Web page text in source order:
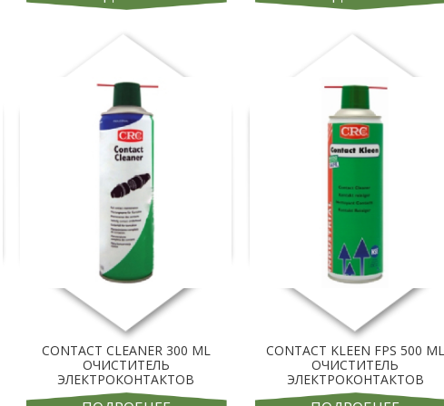
CONTACT CLEANER 300 ML
ОЧИСТИТЕЛЬ
ЭЛЕКТРОКОНТАКТОВ
CONTACT KLEEN FPS 500 ML
ОЧИСТИТЕЛЬ
ЭЛЕКТРОКОНТАКТОВ